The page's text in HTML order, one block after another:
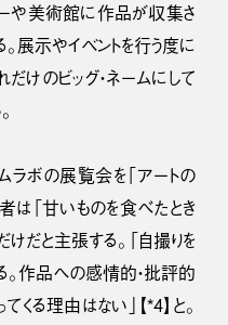
ーや美術館に作品が収集さ
展示やイベントを行う度に
けのビッグ・ネームにして
ムラボの展覧会を「アートの
は「甘いものを食べたとき
だと主張する。「自撮りを
。作品への感情的・批評的
る理由はない」【*4】と。